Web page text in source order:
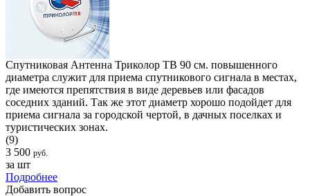
Спутниковая Антенна Триколор ТВ 90 см. повышенного
диаметра служит для приема спутникового сигнала в местах,
где имеются препятствия в виде деревьев или фасадов
соседних зданий. Так же этот диаметр хорошо подойдет для
приема сигнала за городской чертой, в дачных поселках и
туристических зонах.
(9)
3 500 руб.
за шт
Подробнее
Добавить вопрос